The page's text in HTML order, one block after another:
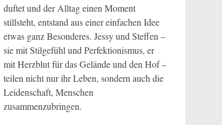
duftet und der Alltag einen Moment
stillsteht, entstand aus einer einfachen Idee
etwas ganz Besonderes. Jessy und Steffen –
sie mit Stilgefühl und Perfektionismus, er
mit Herzblut für das Gelände und den Hof –
teilen nicht nur ihr Leben, sondern auch die
Leidenschaft, Menschen
zusammenzubringen.